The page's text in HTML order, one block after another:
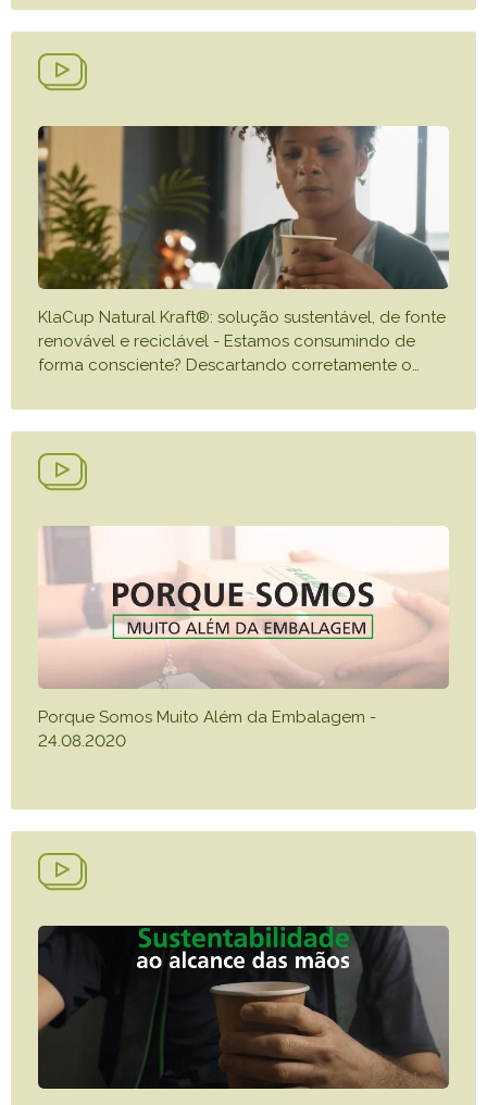
KlaCup Natural Kraft®: solução sustentável, de fonte
renovável e reciclável - Estamos consumindo de
forma consciente? Descartando corretamente o…
Porque Somos Muito Além da Embalagem -
24.08.2020